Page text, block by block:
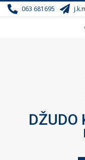
Skip
to
063 681695
DŽUDO